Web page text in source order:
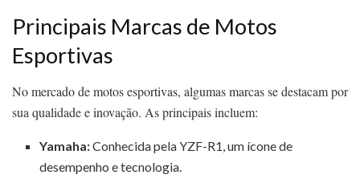
Principais Marcas de Motos
Esportivas
No mercado de motos esportivas, algumas marcas se destacam por
sua qualidade e inovação. As principais incluem:
Yamaha:Conhecida pela YZF-R1, um ícone de
desempenho e tecnologia.